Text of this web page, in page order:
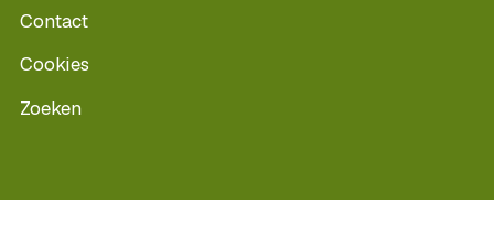
Contact
Cookies
Zoeken